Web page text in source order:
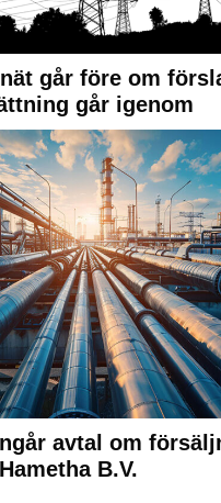
går före om
går igenom
avtal om
B.V.